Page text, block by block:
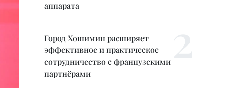
аппарата
Город Хошимин расширяет
эффективное и практическое
сотрудничество с французскими
партнёрами